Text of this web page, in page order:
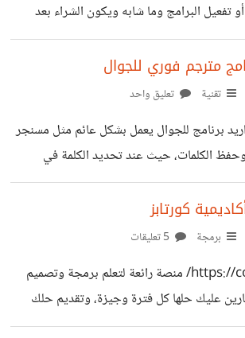
أو تفعيل البرامج وما شابه ويكون الشراء بعد
في هذه الحالة يقوم الكثير من المشترين
قضية في بايبال بحجة عدم استلام المنتج
المال، ما الحل في مثل هذه الحالة؟ وما هو
شركة حسوب تطلب من العملاء التواصل معهم
وعدم رفع قضية في بايبال!
مترجم فوري للجوال
تقنية تعليق واحد
برنامج للجوال يعمل بشكل عائم مثل مسنجر
الكلمات، حيث عند تحديد الكلمة في
ترجمتها وإضافتها لمراجعتها لاحقاً إن أمكن هل
بفكرة مشابهة ومفيد بهذا الخصوص؟
كورتابز
برمجة
https://coretabs.net/ منصة رائعة لتعلم برمجة وتصميم
عليك حلها كل فترة وجيزة، وتقديم حلك
بالرد عليك وإصلاح اخطاءك والرد على